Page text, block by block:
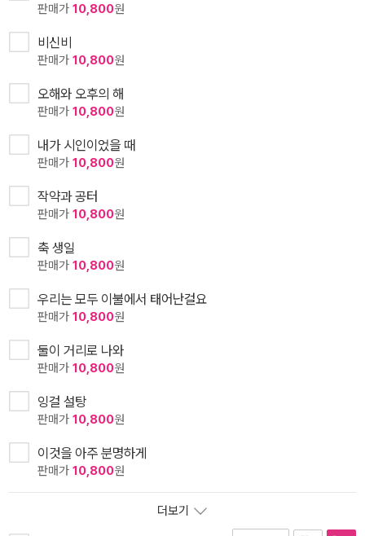
판매가 10,800원
비신비
판매가 10,800원
오해와 오후의 해
판매가 10,800원
내가 시인이었을 때
판매가 10,800원
작약과 공터
판매가 10,800원
축 생일
판매가 10,800원
우리는 모두 이불에서 태어난걸요
판매가 10,800원
둘이 거리로 나와
판매가 10,800원
잉걸 설탕
판매가 10,800원
이것을 아주 분명하게
판매가 10,800원
더보기